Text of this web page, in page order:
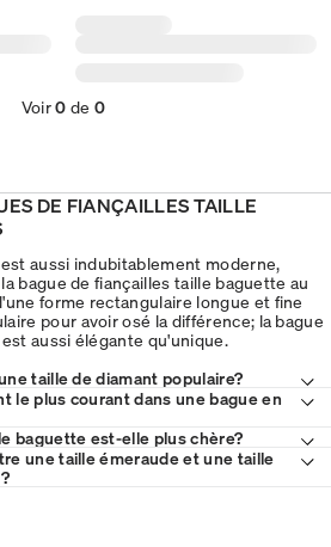
Voir0 de 0
DE FIANÇAILLES TAILLE
aussi indubitablement moderne,
bague de fiançailles taille baguette au
forme rectangulaire longue et fine
pour avoir osé la différence; la bague
aussi élégante qu'unique.
taille de diamant populaire?
le plus courant dans une bague en
baguette est-elle plus chère?
une taille émeraude et une taille